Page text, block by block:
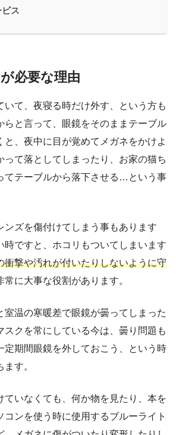
ス
必要な理由
いて、夜寝る時だけ外す、という方も
らと言って、眼鏡をそのままテーブル
と、夜中に目が覚めてメガネをかけよ
って落としてしまったり、お家の猫ち
てテーブルから落下させる…という事
ンズを傷付けてしまう事もあります
時ですと、ホコリもついてしまいます
衝撃や汚れが付いたりしないように守
常に大事な役割があります。
室温の寒暖差で眼鏡が曇ってしまった
スクを常にしている今は、曇り問題も
定期間眼鏡を外しておこう、という時
す。
ていなくても、何か物を見たり、本を
コンを使う時に使用するブルーライト